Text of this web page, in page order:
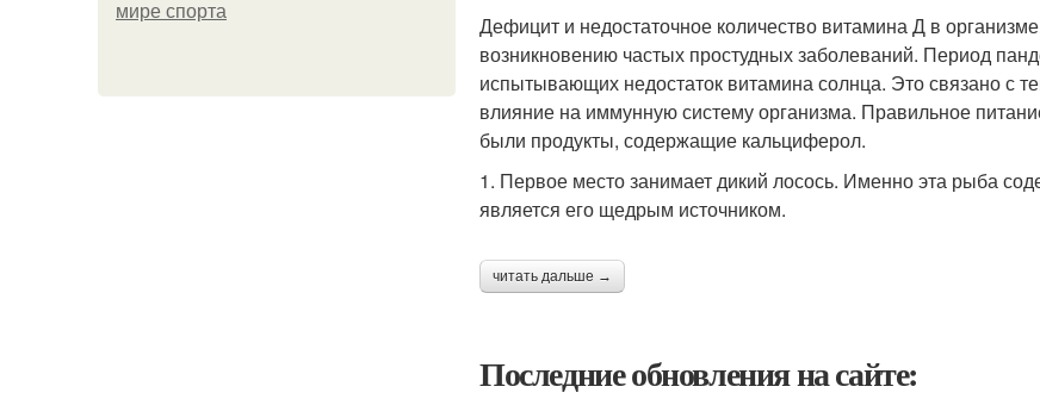
мире спорта
Дефицит и недостаточное количество витамина Д в
возникновению частых простудных заболеваний. Период
испытывающих недостаток витамина солнца. Это связано с
влияние на иммунную систему организма. Правильное
были продукты, содержащие кальциферол.
1. Первое место занимает дикий лосось. Именно эта рыба
является его щедрым источником.
читать дальше →
Последние обновления на сайте: